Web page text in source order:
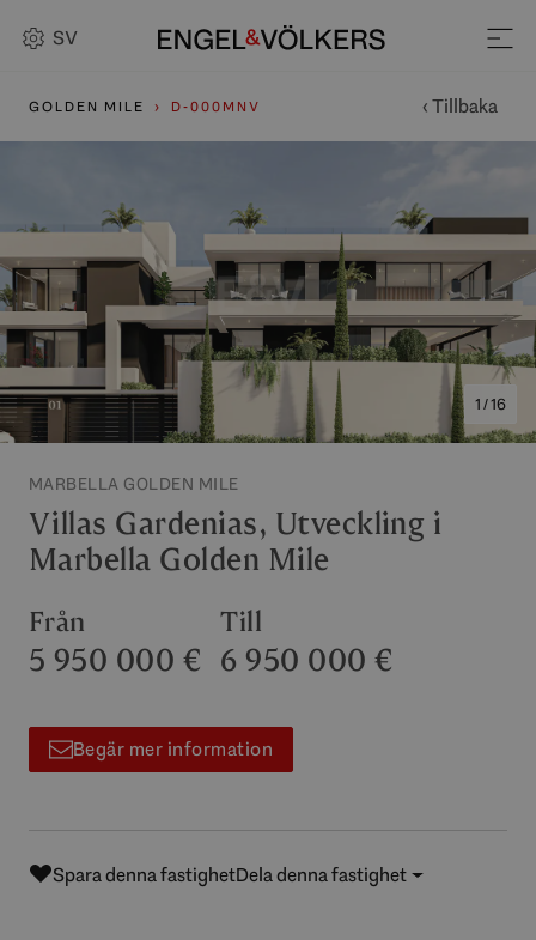
SV
GOLDEN MILE D-000MNV ‹ Tillbaka
1 / 16
MARBELLA GOLDEN MILE
Villas Gardenias, Utveckling i
Marbella Golden Mile
Från
5 950 000 €
Till
6 950 000 €
Begär mer information
Spara denna fastighetDela denna fastighet